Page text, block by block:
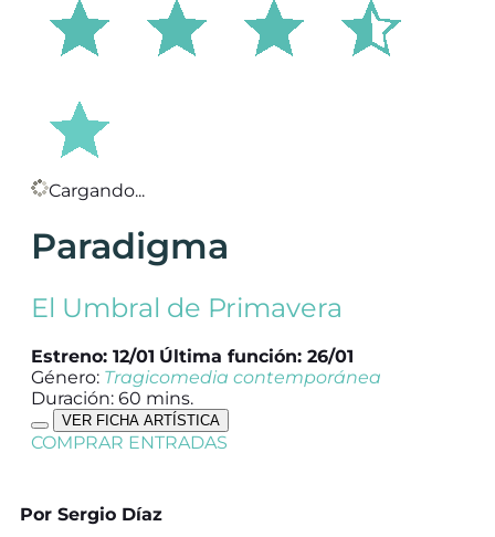
Cargando...
Paradigma
El Umbral de Primavera
Estreno: 12/01 Última función: 26/01
Género: Tragicomedia contemporánea
Duración: 60 mins.
VER FICHA ARTÍSTICA
COMPRAR ENTRADAS
Por Sergio Díaz